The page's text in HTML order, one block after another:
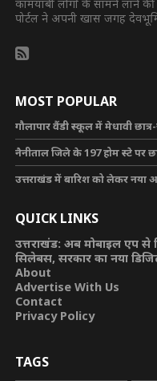
कामयाबी लोगों के सामने लाने
पोर्टल ने अपनी खास जगह
MOST POPULAR
गौलापार वैंडी स्कूल में मेधावी
नैनीताल जिले के 197 होम स्टे पर
उत्तराखंड में बारिश को लेकर
QUICK LINKS
उत्तराखंड: अब मोबाइल एप से
सिलेबस, सरकार का नया
About
Advertise With Us
Contact
Privacy Policy
TAGS